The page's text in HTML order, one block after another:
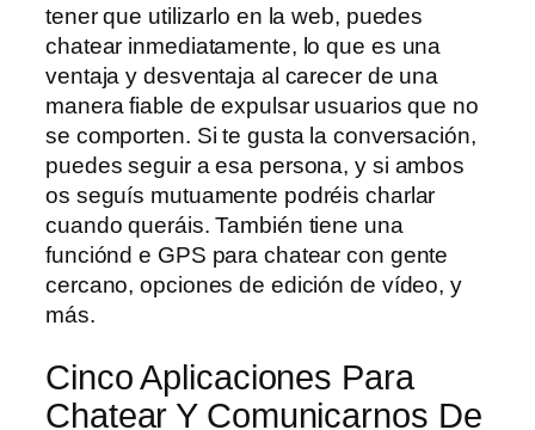
tener que utilizarlo en la web, puedes
chatear inmediatamente, lo que es una
ventaja y desventaja al carecer de una
manera fiable de expulsar usuarios que no
se comporten. Si te gusta la conversación,
puedes seguir a esa persona, y si ambos
os seguís mutuamente podréis charlar
cuando queráis. También tiene una
funciónd e GPS para chatear con gente
cercano, opciones de edición de vídeo, y
más.
Cinco Aplicaciones Para
Chatear Y Comunicarnos De